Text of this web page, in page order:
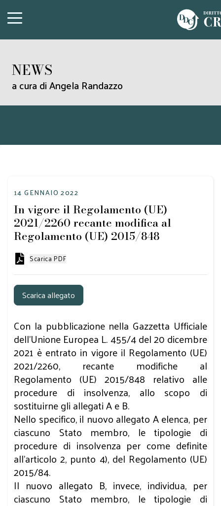
NEWS
a cura di Angela Randazzo
14 GENNAIO 2022
In vigore il Regolamento (UE)
2021/2260 recante modifica al
Regolamento (UE) 2015/848
Scarica PDF
Scarica allegato
Con la pubblicazione nella Gazzetta Ufficiale
dell’Unione Europea L. 455/4 del 20 dicembre
2021 è entrato in vigore il Regolamento (UE)
2021/2260, recante modifiche al
Regolamento (UE) 2015/848 relativo alle
procedure di insolvenza, allo scopo di
sostituirne gli allegati A e B.
Nello specifico, il nuovo allegato A elenca, per
ciascuno Stato membro, le tipologie di
procedure di insolvenza per come definite
all’articolo 2, punto 4), del Regolamento (UE)
2015/84.
Il nuovo allegato B, invece, individua, per
ciascuno Stato membro, le tipologie di